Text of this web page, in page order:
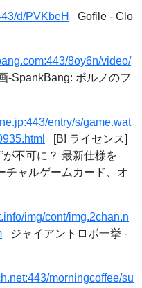
d/PVKbeH
Gofile - Clo
8oy6n/video/
-SpankBang: ポルノのフ
entry/s/game.wat
[B! ライセンス]
が不可に？ 最新仕様を
チャルゲームカード、オ
img/cont/img.2chan.n
ジャイアントロボ一挙 -
morningcoffee/su